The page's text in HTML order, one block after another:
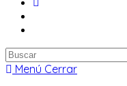
Buscar
enMenú Cerrar